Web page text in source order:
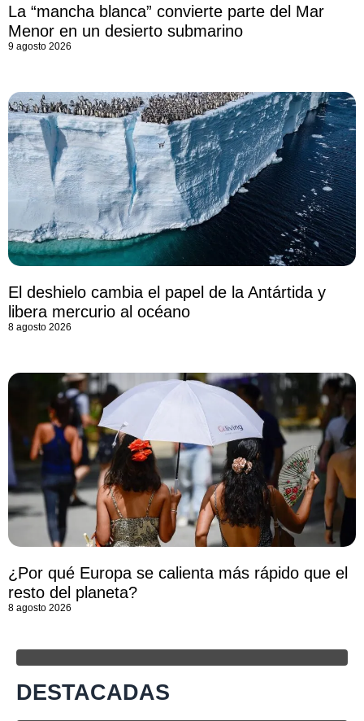
La “mancha blanca” convierte parte del Mar
Menor en un desierto submarino
9 agosto 2026
El deshielo cambia el papel de la Antártida y
libera mercurio al océano
8 agosto 2026
¿Por qué Europa se calienta más rápido que el
resto del planeta?
8 agosto 2026
DESTACADAS